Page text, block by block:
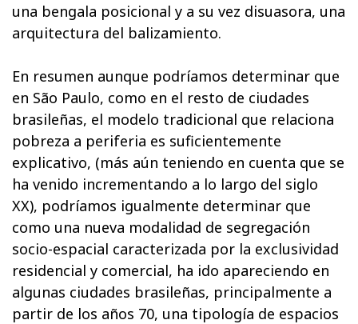
una bengala posicional y a su vez disuasora, una
arquitectura del balizamiento.
En resumen aunque podríamos determinar que
en São Paulo, como en el resto de ciudades
brasileñas, el modelo tradicional que relaciona
pobreza a periferia es suficientemente
explicativo, (más aún teniendo en cuenta que se
ha venido incrementando a lo largo del siglo
XX), podríamos igualmente determinar que
como una nueva modalidad de segregación
socio-espacial caracterizada por la exclusividad
residencial y comercial, ha ido apareciendo en
algunas ciudades brasileñas, principalmente a
partir de los años 70, una tipología de espacios